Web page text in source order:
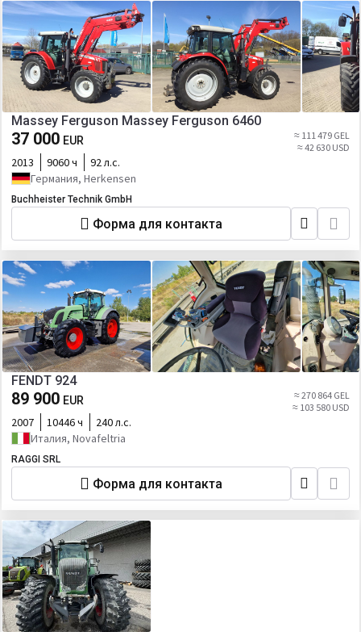
Massey Ferguson Massey Ferguson 6460
37 000 EUR
≈ 111 479 GEL
≈ 42 630 USD
2013 9060 ч
92 л.с.
Германия, Herkensen
Buchheister Technik GmbH
Форма для контакта
FENDT 924
89 900 EUR
≈ 270 864 GEL
≈ 103 580 USD
2007 10446 ч
240 л.с.
Италия, Novafeltria
RAGGI SRL
Форма для контакта